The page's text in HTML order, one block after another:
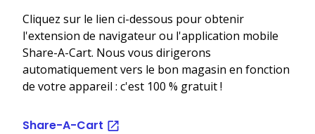
Cliquez sur le lien ci-dessous pour obtenir
l'extension de navigateur ou l'application mobile
Share-A-Cart. Nous vous dirigerons
automatiquement vers le bon magasin en fonction
de votre appareil : c'est 100 % gratuit !
Share-A-Cart